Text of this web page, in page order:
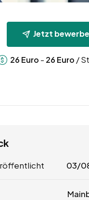
Jetzt
26 Euro - 26 Euro /
03/